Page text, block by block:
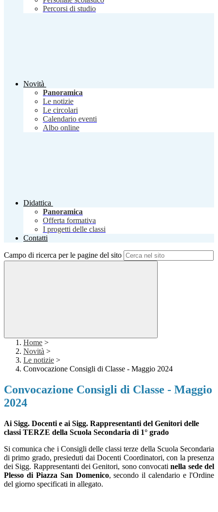
Percorsi di studio
Novità
Panoramica
Le notizie
Le circolari
Calendario eventi
Albo online
Didattica
Panoramica
Offerta formativa
I progetti delle classi
Contatti
Campo di ricerca per le pagine del sito
Home >
Novità >
Le notizie >
Convocazione Consigli di Classe - Maggio 2024
Convocazione Consigli di Classe - Maggio
2024
Ai Sigg. Docenti e ai Sigg. Rappresentanti del Genitori delle
classi TERZE della Scuola Secondaria di 1° grado
Si comunica che i Consigli delle classi terze della Scuola Secondaria
di primo grado, presieduti dai Docenti Coordinatori, con la presenza
dei Sigg. Rappresentanti dei Genitori, sono convocatinella sede del
Plesso di Piazza San Domenico, secondo il calendario e l'Ordine
del giorno specificati in allegato.